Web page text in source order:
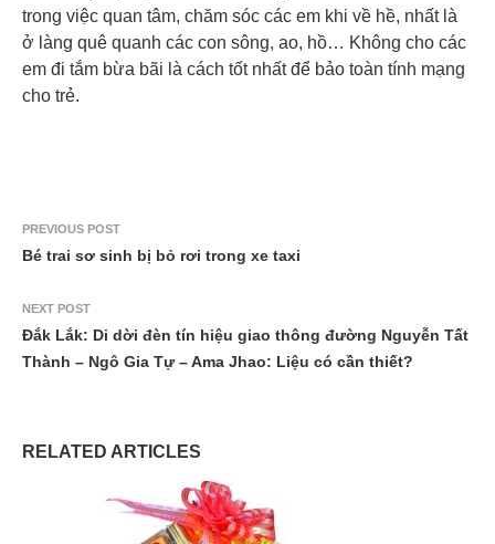
trong việc quan tâm, chăm sóc các em khi về hề, nhất là
ở làng quê quanh các con sông, ao, hồ… Không cho các
em đi tắm bừa bãi là cách tốt nhất để bảo toàn tính mạng
cho trẻ.
PREVIOUS POST
Bé trai sơ sinh bị bỏ rơi trong xe taxi
NEXT POST
Đắk Lắk: Di dời đèn tín hiệu giao thông đường Nguyễn Tất
Thành – Ngô Gia Tự – Ama Jhao: Liệu có cần thiết?
RELATED ARTICLES